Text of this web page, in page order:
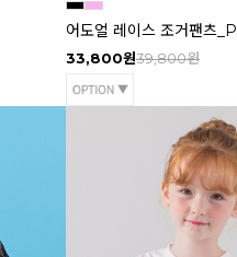
어도얼 레이스 조거팬츠_PI
33,800원39,800원